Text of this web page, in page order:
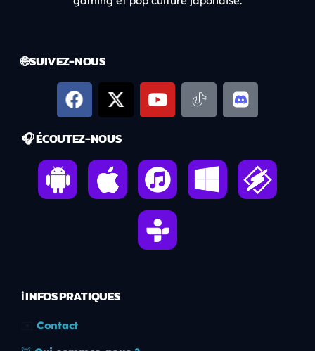
🌐 SUIVEZ-NOUS
🎧 ÉCOUTEZ-NOUS
ℹ️ INFOS PRATIQUES
Contact